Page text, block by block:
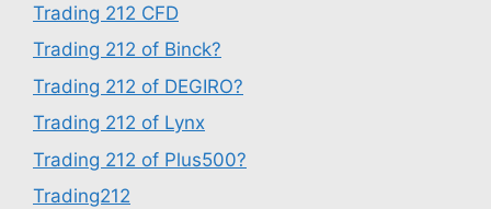
Trading 212 CFD
Trading 212 of Binck?
Trading 212 of DEGIRO?
Trading 212 of Lynx
Trading 212 of Plus500?
Trading212